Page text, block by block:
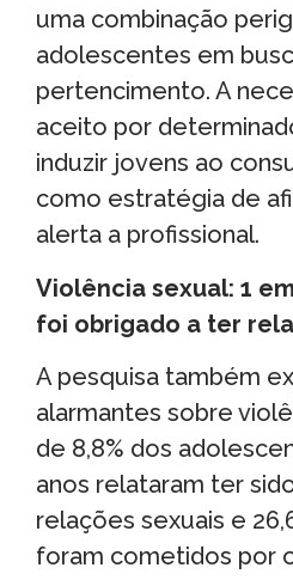
uma combinação
adolescentes em
pertencimento. A
aceito por
induzir jovens ao
como estratégia de
alerta a profissional.
Violência sexual: 1
foi obrigado a ter
A pesquisa também
alarmantes sobre
de 8,8% dos
anos relataram ter
relações sexuais e
foram cometidos por